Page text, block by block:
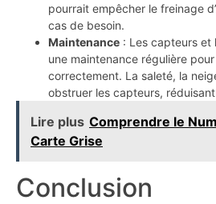
pourrait empêcher le freinage
cas de besoin.
Maintenance : Les capteurs et
une maintenance régulière
correctement. La saleté, la
obstruer les capteurs,
Lire plus Comprendre le
Carte Grise
Conclusion